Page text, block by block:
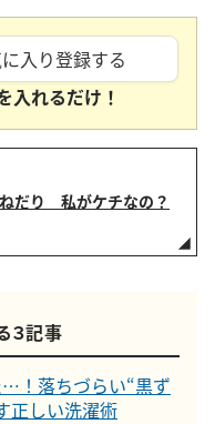
入り登録する
入れるだけ！
だり 私がケチなの？
３記事
…！落ちづらい“黒ず
正しい洗濯術